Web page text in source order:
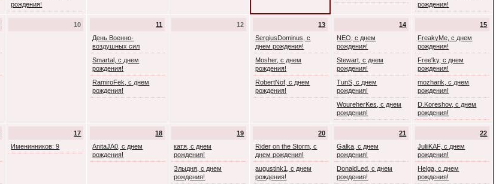
рождения!
рождения!
10
11
День Военно-
воздушных сил
Smartal, с днем
рождения!
RamiroFek, с днем
рождения!
12
13
SergiusDominus, с
днем рождения!
Mosher, с днем
рождения!
RobertNof, с днем
рождения!
14
NEO, с днем
рождения!
Stewart, с днем
рождения!
TunS, с днем
рождения!
WoureherKes, с днем
рождения!
15
FreakyMe, с днем
рождения!
Free'ky, с днем
рождения!
mozharik, с днем
рождения!
D.Koreshov, с днем
рождения!
17
Именинников: 9
18
AnitaJA0, с днем
рождения!
19
катя, с днем
рождения!
Злыдня, с днем
рождения!
20
Rider on the Storm, с
днем рождения!
augustink1, с днем
рождения!
21
Galka, с днем
рождения!
DonaldLed, с днем
рождения!
22
JuliiKAF, с днем
рождения!
Helga, с днем
рождения!